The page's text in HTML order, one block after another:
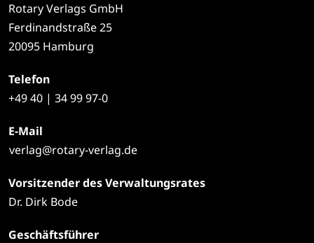
Rotary Verlags GmbH
Ferdinandstraße 25
20095 Hamburg
Telefon
+4940 | 34 99 97-0
E-Mail
verlag@rotary-verlag.de
Vorsitzender des Verwaltungsrates
Dr. Dirk Bode
Geschäftsführer